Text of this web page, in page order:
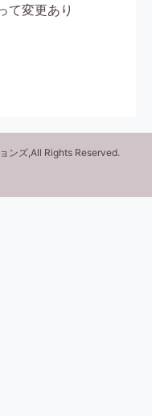
て変更あり
ンズ,All Rights Reserved.